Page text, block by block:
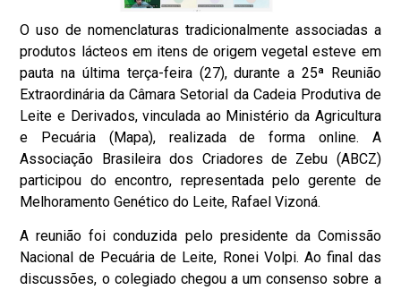
O uso de nomenclaturas tradicionalmente associadas a
produtos lácteos em itens de origem vegetal esteve em
pauta na última terça-feira (27), durante a 25ª Reunião
Extraordinária da Câmara Setorial da Cadeia Produtiva de
Leite e Derivados, vinculada ao Ministério da Agricultura
e Pecuária (Mapa), realizada de forma online. A
Associação Brasileira dos Criadores de Zebu (ABCZ)
participou do encontro, representada pelo gerente de
Melhoramento Genético do Leite, Rafael Vizoná.
A reunião foi conduzida pelo presidente da Comissão
Nacional de Pecuária de Leite, Ronei Volpi. Ao final das
discussões, o colegiado chegou a um consenso sobre a